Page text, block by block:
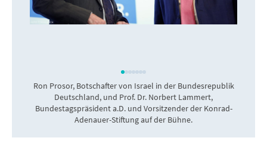
Ron Prosor, Botschafter von Israel in der Bundesrepublik
Deutschland, und Prof. Dr. Norbert Lammert,
Bundestagspräsident a.D. und Vorsitzender der Konrad-
Adenauer-Stiftung auf der Bühne.